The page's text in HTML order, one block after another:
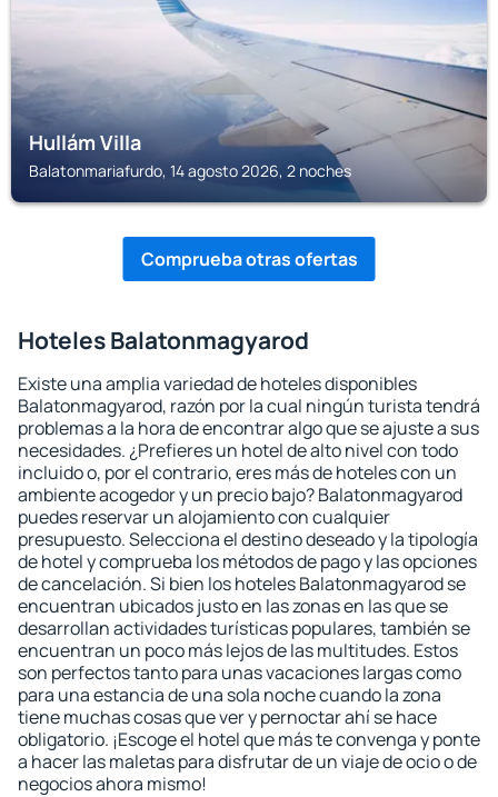
Hullám Villa
Balatonmariafurdo, 14 agosto 2026, 2 noches
Comprueba otras ofertas
Hoteles Balatonmagyarod
Existe una amplia variedad de hoteles disponibles
Balatonmagyarod, razón por la cual ningún turista tendrá
problemas a la hora de encontrar algo que se ajuste a sus
necesidades. ¿Prefieres un hotel de alto nivel con todo
incluido o, por el contrario, eres más de hoteles con un
ambiente acogedor y un precio bajo? Balatonmagyarod
puedes reservar un alojamiento con cualquier
presupuesto. Selecciona el destino deseado y la tipología
de hotel y comprueba los métodos de pago y las opciones
de cancelación. Si bien los hoteles Balatonmagyarod se
encuentran ubicados justo en las zonas en las que se
desarrollan actividades turísticas populares, también se
encuentran un poco más lejos de las multitudes. Estos
son perfectos tanto para unas vacaciones largas como
para una estancia de una sola noche cuando la zona
tiene muchas cosas que ver y pernoctar ahí se hace
obligatorio. ¡Escoge el hotel que más te convenga y ponte
a hacer las maletas para disfrutar de un viaje de ocio o de
negocios ahora mismo!